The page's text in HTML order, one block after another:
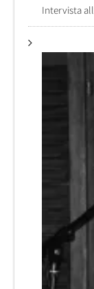
Intervista